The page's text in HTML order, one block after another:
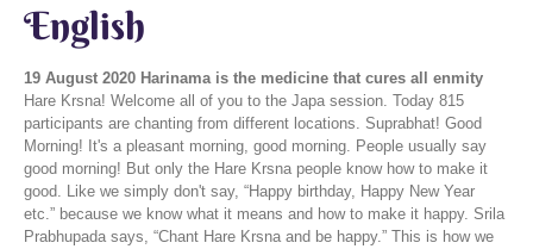
English
19 August 2020 Harinama is the medicine that cures all enmity
Hare Krsna! Welcome all of you to the Japa session. Today 815
participants are chanting from different locations. Suprabhat! Good
Morning! It's a pleasant morning, good morning. People usually say
good morning! But only the Hare Krsna people know how to make it
good. Like we simply don't say, “Happy birthday, Happy New Year
etc.” because we know what it means and how to make it happy. Srila
Prabhupada says, “Chant Hare Krsna and be happy.” This is how we